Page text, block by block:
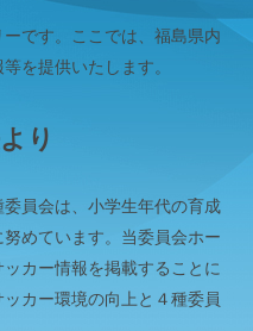
です。ここでは、福島県内
を提供いたします。
り
員会は、小学生年代の育成
めています。当委員会ホー
カー情報を掲載することに
カー環境の向上と４種委員